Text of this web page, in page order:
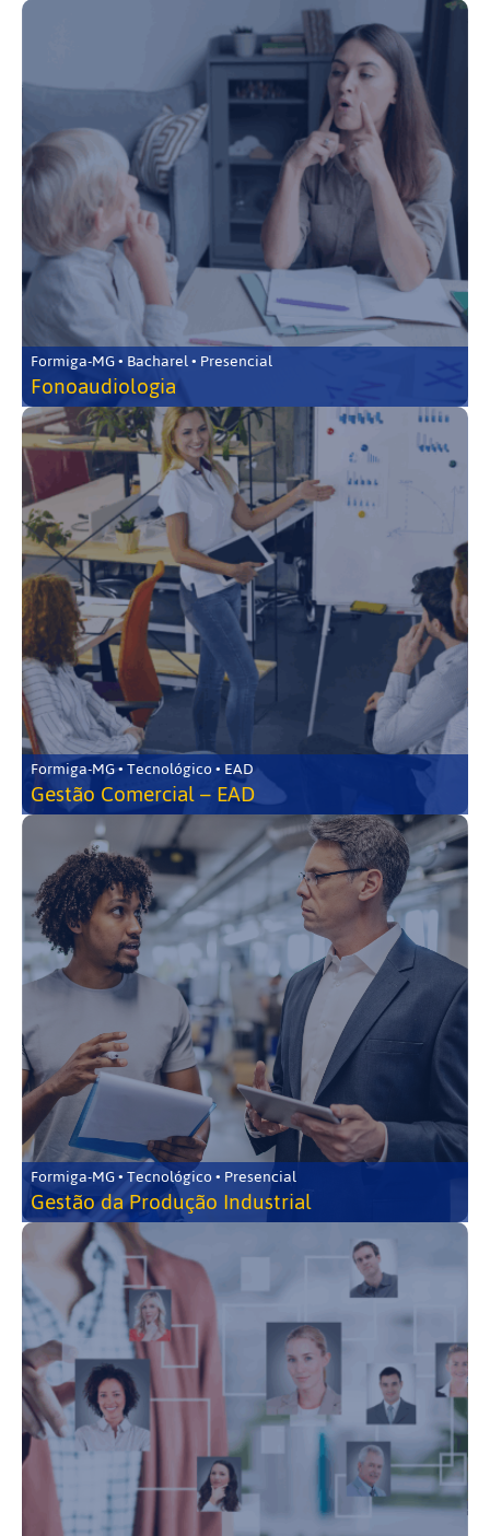
Formiga-MG • Bacharel • Presencial
Fonoaudiologia
Formiga-MG • Tecnológico • EAD
Gestão Comercial – EAD
Formiga-MG • Tecnológico • Presencial
Gestão da Produção Industrial